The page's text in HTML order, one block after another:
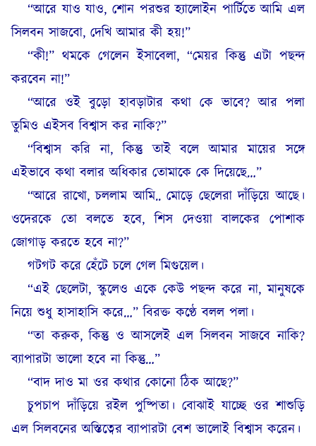
“আরে যাও যাও, শোন পরশুর হ্যালোইন পার্টিতে আমি এল
সিলবন সাজবো, দেখি আমার কী হয়!”
“কী!” থমকে গেলেন ইসাবেলা, “মেয়র কিন্তু এটা পছন্দ
করবেন না!”
“আরে ওই বুড়ো হাবড়াটার কথা কে ভাবে? আর পলা
তুমিও এইসব বিশ্বাস কর নাকি?”
“বিশ্বাস করি না, কিন্তু তাই বলে আমার মায়ের সঙ্গে
এইভাবে কথা বলার অধিকার তোমাকে কে দিয়েছে…”
“আরে রাখো, চললাম আমি.. মোড়ে ছেলেরা দাঁড়িয়ে আছে।
ওদেরকে তো বলতে হবে, শিস দেওয়া বালকের পোশাক
জোগাড় করতে হবে না?”
গটগট করে হেঁটে চলে গেল মিগুয়েল।
“এই ছেলেটা, স্কুলেও একে কেউ পছন্দ করে না, মানুষকে
নিয়ে শুধু হাসাহাসি করে…” বিরক্ত কণ্ঠে বলল পলা।
“তা করুক, কিন্তু ও আসলেই এল সিলবন সাজবে নাকি?
ব্যাপারটা ভালো হবে না কিন্তু…”
“বাদ দাও মা ওর কথার কোনো ঠিক আছে?”
চুপচাপ দাঁড়িয়ে রইল পুষ্পিতা। বোঝাই যাচ্ছে ওর শাশুড়ি
এল সিলবনের অস্তিত্বের ব্যাপারটা বেশ ভালোই বিশ্বাস করেন।